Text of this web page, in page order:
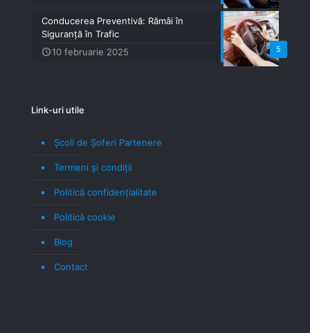
5
Conducerea Preventivă: Rămâi în
Siguranță în Trafic
10 februarie 2025
Link-uri utile
Școli de Șoferi Partenere
Termeni şi condiţii
Politică confidenţialitate
Politică cookie
Blog
Contact